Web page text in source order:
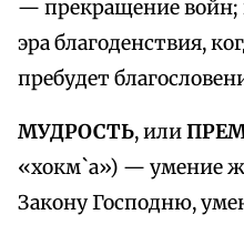
— прекращение
эра благоденствия,
пребудет
МУДРОСТЬ, или
«хокм`а») — умение
Закону Господню,